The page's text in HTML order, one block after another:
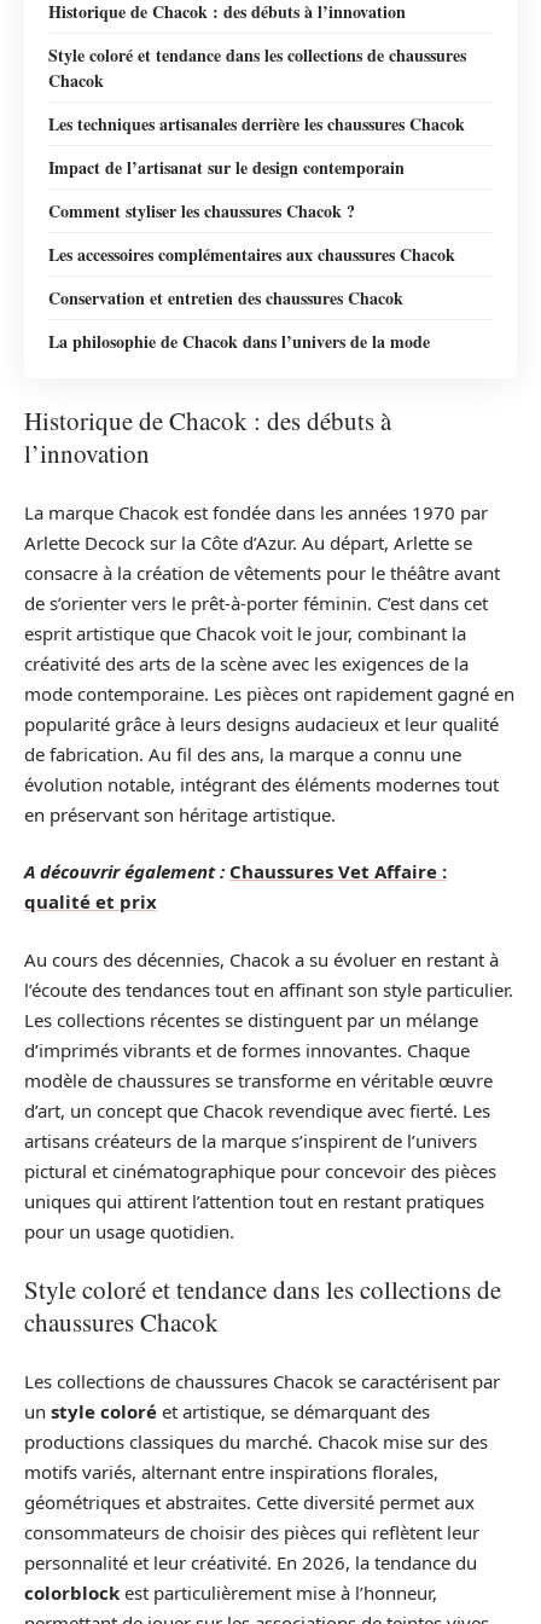
Historique de Chacok : des débuts à l’innovation
Style coloré et tendance dans les collections de chaussures
Chacok
Les techniques artisanales derrière les chaussures Chacok
Impact de l’artisanat sur le design contemporain
Comment styliser les chaussures Chacok ?
Les accessoires complémentaires aux chaussures Chacok
Conservation et entretien des chaussures Chacok
La philosophie de Chacok dans l’univers de la mode
Historique de Chacok : des débuts à
l’innovation
La marque Chacok est fondée dans les années 1970 par
Arlette Decock sur la Côte d’Azur. Au départ, Arlette se
consacre à la création de vêtements pour le théâtre avant
de s’orienter vers le prêt-à-porter féminin. C’est dans cet
esprit artistique que Chacok voit le jour, combinant la
créativité des arts de la scène avec les exigences de la
mode contemporaine. Les pièces ont rapidement gagné en
popularité grâce à leurs designs audacieux et leur qualité
de fabrication. Au fil des ans, la marque a connu une
évolution notable, intégrant des éléments modernes tout
en préservant son héritage artistique.
A découvrir également : Chaussures Vet Affaire :
qualité et prix
Au cours des décennies, Chacok a su évoluer en restant à
l’écoute des tendances tout en affinant son style particulier.
Les collections récentes se distinguent par un mélange
d’imprimés vibrants et de formes innovantes. Chaque
modèle de chaussures se transforme en véritable œuvre
d’art, un concept que Chacok revendique avec fierté. Les
artisans créateurs de la marque s’inspirent de l’univers
pictural et cinématographique pour concevoir des pièces
uniques qui attirent l’attention tout en restant pratiques
pour un usage quotidien.
Style coloré et tendance dans les collections de
chaussures Chacok
Les collections de chaussures Chacok se caractérisent par
un style coloré et artistique, se démarquant des
productions classiques du marché. Chacok mise sur des
motifs variés, alternant entre inspirations florales,
géométriques et abstraites. Cette diversité permet aux
consommateurs de choisir des pièces qui reflètent leur
personnalité et leur créativité. En 2026, la tendance du
colorblock est particulièrement mise à l’honneur,